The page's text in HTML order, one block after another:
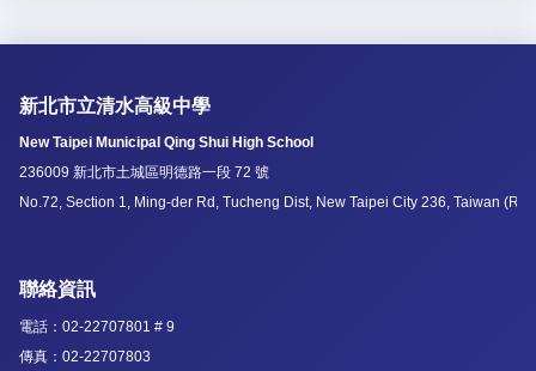
新北市立清水高級中學
New Taipei Municipal Qing Shui High School
236009 新北市土城區明德路一段 72 號
No.72, Section 1, Ming-der Rd, Tucheng Dist, New Taipei City 236, Taiwan
聯絡資訊
電話：02-22707801 # 9
傳真：02-22707803